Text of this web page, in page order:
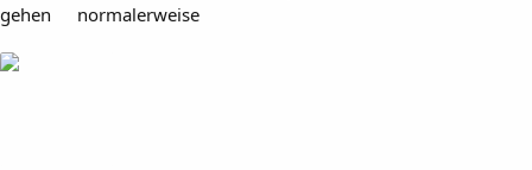
gehen
normalerweise